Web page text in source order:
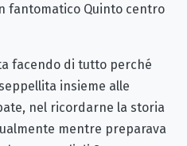
fantomatico Quinto centro
facendo di tutto perché
insieme alle
nel ricordarne la storia
mentre preparava